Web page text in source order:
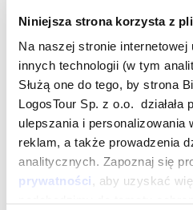
Niniejsza strona korzysta z
Na naszej stronie
innych technologii (w tym
Służą one do tego, by strona
LogosTour Sp. z o.o. działała
ulepszania i personalizowania
reklam, a także prowadzenia
analitycznych. Zapoznaj się
prywatności , aby uzyskać